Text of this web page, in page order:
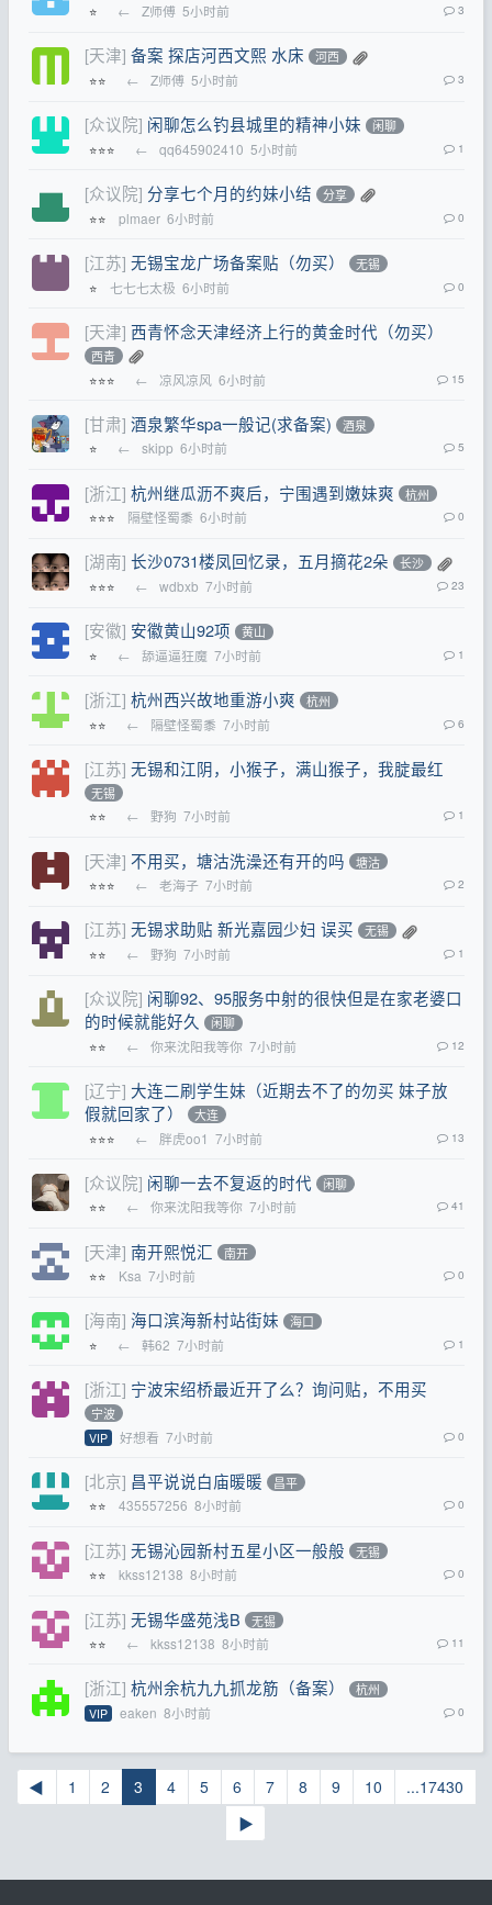
⭐ ← Z师傅 5小时前 3
[天津] 备案 探店河西文熙 水床 河西
⭐⭐ ← Z师傅 5小时前 3
[众议院] 闲聊怎么钓县城里的精神小妹 闲聊
⭐⭐⭐ ← qq645902410 5小时前 1
[众议院] 分享七个月的约妹小结 分享
⭐⭐ plmaer 6小时前 0
[江苏] 无锡宝龙广场备案贴（勿买） 无锡
⭐ 七七七太极 6小时前 0
[天津] 西青怀念天津经济上行的黄金时代（勿买）
西青
⭐⭐⭐ ← 凉风凉风 6小时前 15
[甘肃] 酒泉繁华spa一般记(求备案) 酒泉
⭐ ← skipp 6小时前 5
[浙江] 杭州继瓜沥不爽后，宁围遇到嫩妹爽 杭州
⭐⭐⭐ 隔壁怪蜀黍 6小时前 0
[湖南] 长沙0731楼凤回忆录，五月摘花2朵 长沙
⭐⭐⭐ ← wdbxb 7小时前 23
[安徽] 安徽黄山92项 黄山
⭐ ← 舔逼逼狂魔 7小时前 1
[浙江] 杭州西兴故地重游小爽 杭州
⭐⭐ ← 隔壁怪蜀黍 7小时前 6
[江苏] 无锡和江阴，小猴子，满山猴子，我腚最红
无锡
⭐⭐ ← 野狗 7小时前 1
[天津] 不用买，塘沽洗澡还有开的吗 塘沽
⭐⭐⭐ ← 老海子 7小时前 2
[江苏] 无锡求助贴 新光嘉园少妇 误买 无锡
⭐⭐ ← 野狗 7小时前 1
[众议院] 闲聊92、95服务中射的很快但是在家老婆口
的时候就能好久
闲聊
⭐⭐ ← 你来沈阳我等你 7小时前 12
[辽宁] 大连二刷学生妹（近期去不了的勿买 妹子放
假就回家了）
大连
⭐⭐⭐ ← 胖虎oo1 7小时前 13
[众议院] 闲聊一去不复返的时代 闲聊
⭐⭐ ← 你来沈阳我等你 7小时前 41
[天津] 南开熙悦汇 南开
⭐⭐ Ksa 7小时前 0
[海南] 海口滨海新村站街妹 海口
⭐ ← 韩62 7小时前 1
[浙江] 宁波宋绍桥最近开了么？询问贴，不用买
宁波
VIP 好想看 7小时前 0
[北京] 昌平说说白庙暖暖 昌平
⭐⭐ 435557256 8小时前 0
[江苏] 无锡沁园新村五星小区一般般 无锡
⭐⭐ kkss12138 8小时前 0
[江苏] 无锡华盛苑浅B 无锡
⭐⭐ ← kkss12138 8小时前 11
[浙江] 杭州余杭九九抓龙筋（备案） 杭州
VIP eaken 8小时前 0
◀ 1 2 3 4 5 6 7 8 9 10
...17430
▶